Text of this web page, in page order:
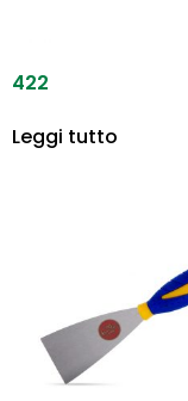
422
Leggi tutto